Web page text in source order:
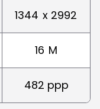
1344 x 2992
16 M
482 ppp